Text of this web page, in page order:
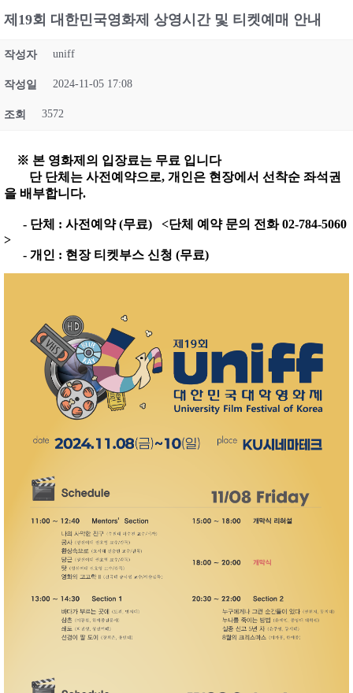
제19회 대한민국영화제 상영시간 및 티켓예매 안내
작성자 uniff
작성일 2024-11-05 17:08
조회 3572
※ 본 영화제의 입장료는 무료 입니다
단 단체는 사전예약으로, 개인은 현장에서 선착순 좌석권
을 배부합니다.
- 단체 : 사전예약 (무료) <단체 예약 문의 전화 02-784-5060
>
- 개인 : 현장 티켓부스 신청 (무료)